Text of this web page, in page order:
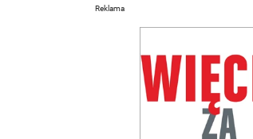
Reklama